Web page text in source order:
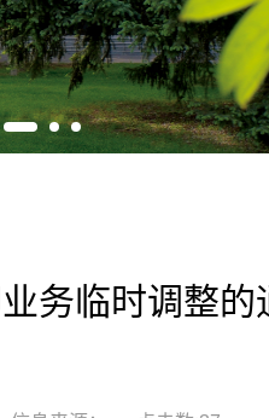
务临时调整的